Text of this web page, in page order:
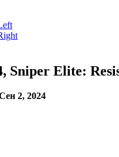
Sniper Elite:
2, 2024